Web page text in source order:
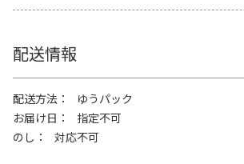
配送情報
配送方法
ゆうパック
お届け日
指定不可
のし
対応不可